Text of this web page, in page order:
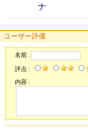
ナ
ユーザー評価
名前 :
評点 :
内容 :